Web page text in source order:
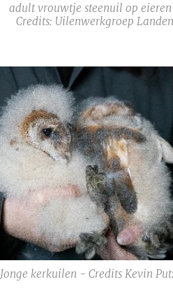
adult vrouwtje steenuil op
Credits: Uilenwerkgroep Landen
Jonge kerkuilen - Credits Kevin